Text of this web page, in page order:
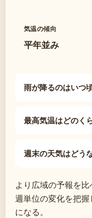
気温の傾向
平年並み
雨が降るのはいつ
最高気温はどのく
週末の天気はどう
より広域の予報を
週単位の変化を把
になる。